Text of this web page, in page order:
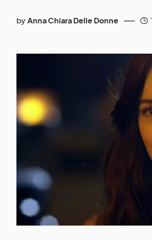
by Anna Chiara Delle Donne